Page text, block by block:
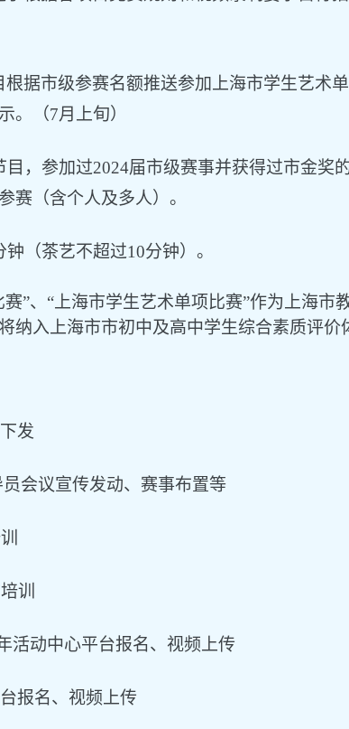
据市级参赛名额推送参加上海市学生艺术
。（7月上旬）
目，参加过2024届市级赛事并获得过市金奖
赛（含个人及多人）。
（茶艺不超过10分钟）。
”、“上海市学生艺术单项比赛”作为上海市
纳入上海市市初中及高中学生综合素质评价
发
会议宣传发动、赛事布置等
训
活动中心平台报名、视频上传
报名、视频上传